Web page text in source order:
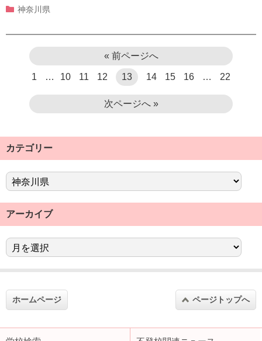
神奈川県
« 前ページへ
1 … 10 11 12 13 14 15 16 … 22
次ページへ »
カテゴリー
アーカイブ
ホームページ ページトップへ